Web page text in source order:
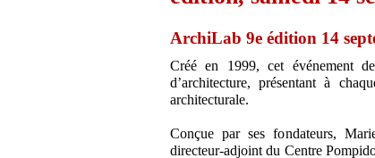
ArchiLab 9e édition 14
Créé en 1999, cet événement
d’architecture, présentant à
architecturale.
Conçue par ses fondateurs,
directeur-adjoint du Centre